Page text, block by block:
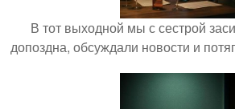
В тот выходной мы с сестрой
допоздна, обсуждали новости и